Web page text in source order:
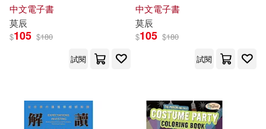
強納生．普林斯(1)
彼得．波莫蘭契夫(1)
德國Ghristophorus出版集團 行國V
elber出版社 編著(1)
柿子文化(1) 桂冠(1)
江蘇人民出版社(1)
中文電子書
莫辰
$105 $180
試閱
中文電子書
莫辰
$105 $180
試閱